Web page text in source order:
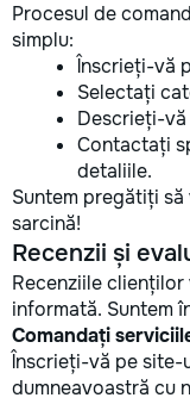
Procesul de
simplu:
Înscrieți-vă
Selectați
Descrieți-
Contactați
detaliile.
Suntem pregătiți
sarcină!
Recenzii și
Recenziile
informată. Suntem
Comandați
Înscrieți-vă pe
dumneavoastră cu